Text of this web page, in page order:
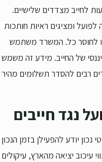
לחייב מצדדים שלישיים.
ומציגים ראיות חותכות
לחוסר כל. המשרד משתמש
של החייב. מידע זה משמש
רבים להסדר תשלומים מהיר
נגד חייבים
יודע להפעילן בזמן הנכון
עיכוב יציאה מהארץ, עיקולים